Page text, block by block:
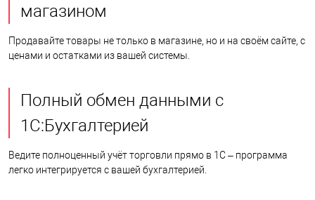
магазином
Продавайте товары не только в магазине, но и на своём сайте, с
ценами и остатками из вашей системы.
Полный обмен данными с
1С:Бухгалтерией
Ведите полноценный учёт торговли прямо в 1С – программа
легко интегрируется с вашей бухгалтерией.